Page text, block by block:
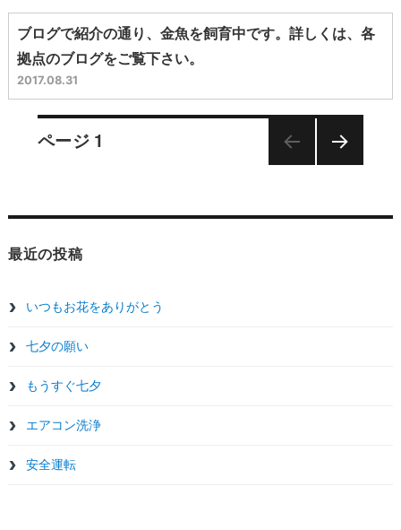
ブログで紹介の通り、金魚を飼育中です。詳しくは、各
拠点のブログをご覧下さい。
2017.08.31
投
ナ
ビ
ゲ
ー
シ
ページ 1
最近の投稿
いつもお花をありがとう
七夕の願い
もうすぐ七夕
エアコン洗浄
安全運転